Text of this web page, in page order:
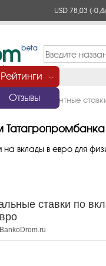
USD 78,03(-
Рейтинги ﹀
Отзывы
/Процентные
вклады в евро для
ставки по